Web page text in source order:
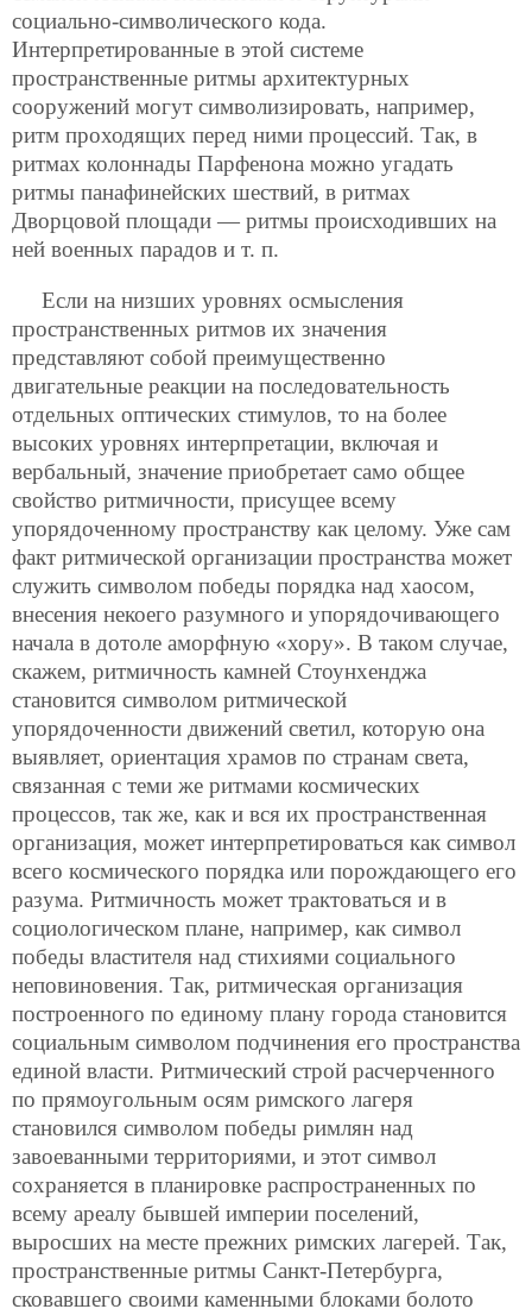
социально-символического кода.
Интерпретированные в этой системе
пространственные ритмы архитектурных
сооружений могут символизировать, например,
ритм проходящих перед ними процессий. Так, в
ритмах колоннады Парфенона можно угадать
ритмы панафинейских шествий, в ритмах
Дворцовой площади — ритмы происходивших на
ней военных парадов и т. п.
Если на низших уровнях осмысления
пространственных ритмов их значения
представляют собой преимущественно
двигательные реакции на последовательность
отдельных оптических стимулов, то на более
высоких уровнях интерпретации, включая и
вербальный, значение приобретает само общее
свойство ритмичности, присущее всему
упорядоченному пространству как целому. Уже сам
факт ритмической организации пространства может
служить символом победы порядка над хаосом,
внесения некоего разумного и упорядочивающего
начала в дотоле аморфную «хору». В таком случае,
скажем, ритмичность камней Стоунхенджа
становится символом ритмической
упорядоченности движений светил, которую она
выявляет, ориентация храмов по странам света,
связанная с теми же ритмами космических
процессов, так же, как и вся их пространственная
организация, может интерпретироваться как символ
всего космического порядка или порождающего его
разума. Ритмичность может трактоваться и в
социологическом плане, например, как символ
победы властителя над стихиями социального
неповиновения. Так, ритмическая организация
построенного по единому плану города становится
социальным символом подчинения его пространства
единой власти. Ритмический строй расчерченного
по прямоугольным осям римского лагеря
становился символом победы римлян над
завоеванными территориями, и этот символ
сохраняется в планировке распространенных по
всему ареалу бывшей империи поселений,
выросших на месте прежних римских лагерей. Так,
пространственные ритмы Санкт-Петербурга,
сковавшего своими каменными блоками болото